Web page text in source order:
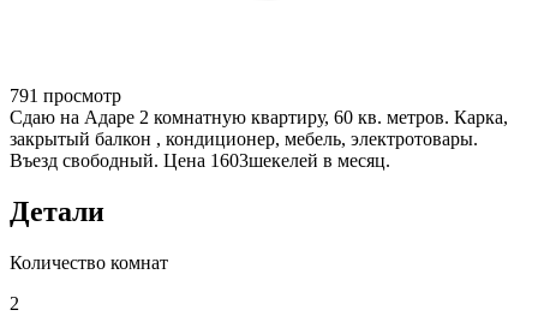
791 просмотр
Сдаю на Адаре 2 комнатную квартиру, 60 кв. метров. Карка,
закрытый балкон , кондиционер, мебель, электротовары.
Въезд свободный. Цена 1603шекелей в месяц.
Детали
Количество комнат
2